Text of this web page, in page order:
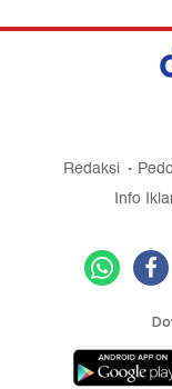
Redaksi
Info